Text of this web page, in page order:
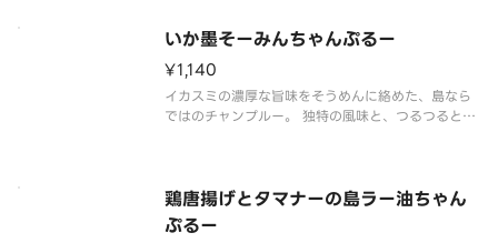
いか墨そーみんちゃんぷるー
¥1,140
イカスミの濃厚な旨味をそうめんに絡めた、島なら
ではのチャンプルー。 独特の風味と、つるつるとし
鶏唐揚げとタマナーの島ラー油ちゃん
ぷるー